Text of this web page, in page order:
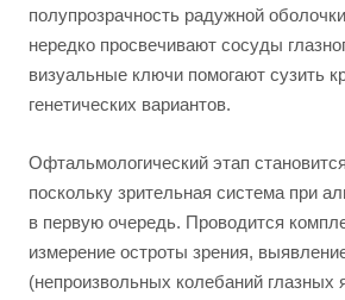
полупрозрачность радужной
нередко просвечивают сосуды
визуальные ключи помогают сузить
генетических вариантов.
Офтальмологический этап
поскольку зрительная система при
в первую очередь. Проводится
измерение остроты зрения,
(непроизвольных колебаний глазных